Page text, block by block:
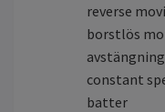
reverse
borstlös
constant
batter